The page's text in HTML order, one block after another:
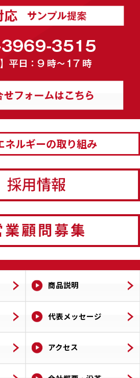
ネルギーの取り組み
商品説明
代表メッセージ
アクセス